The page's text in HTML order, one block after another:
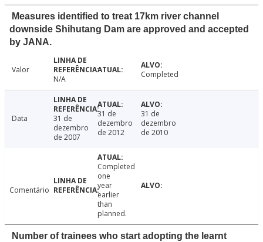
Measures identified to treat 17km river channel
downside Shihutang Dam are approved and accepted
by JANA.
Valor
N/A
Completed
Data
31 de
dezembro
de 2007
31 de
dezembro
de 2012
31 de
dezembro
de 2010
Comentário
Completed
one
year
earlier
than
planned.
Number of trainees who start adopting the learnt